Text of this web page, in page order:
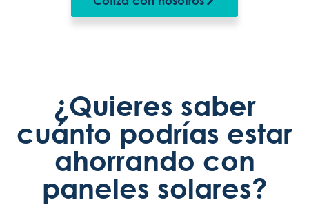
¿Quieres saber
cuánto podrías estar
ahorrando con
paneles solares?